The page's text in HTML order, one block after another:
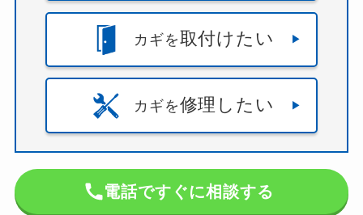
カギを取付けたい
カギを修理したい
電話ですぐに相談する